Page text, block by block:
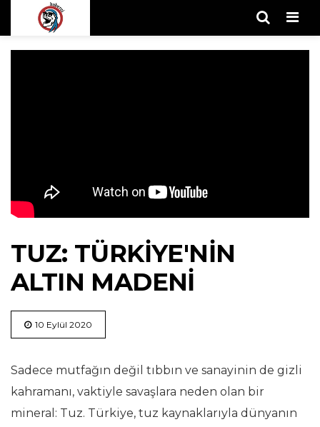
TUZ: TÜRKIYE'NIN
ALTIN MADENI
10 Eylül 2020
Sadece mutfağın değil tıbbın ve sanayinin de gizli
kahramanı, vaktiyle savaşlara neden olan bir
mineral: Tuz. Türkiye, tuz kaynaklarıyla dünyanın